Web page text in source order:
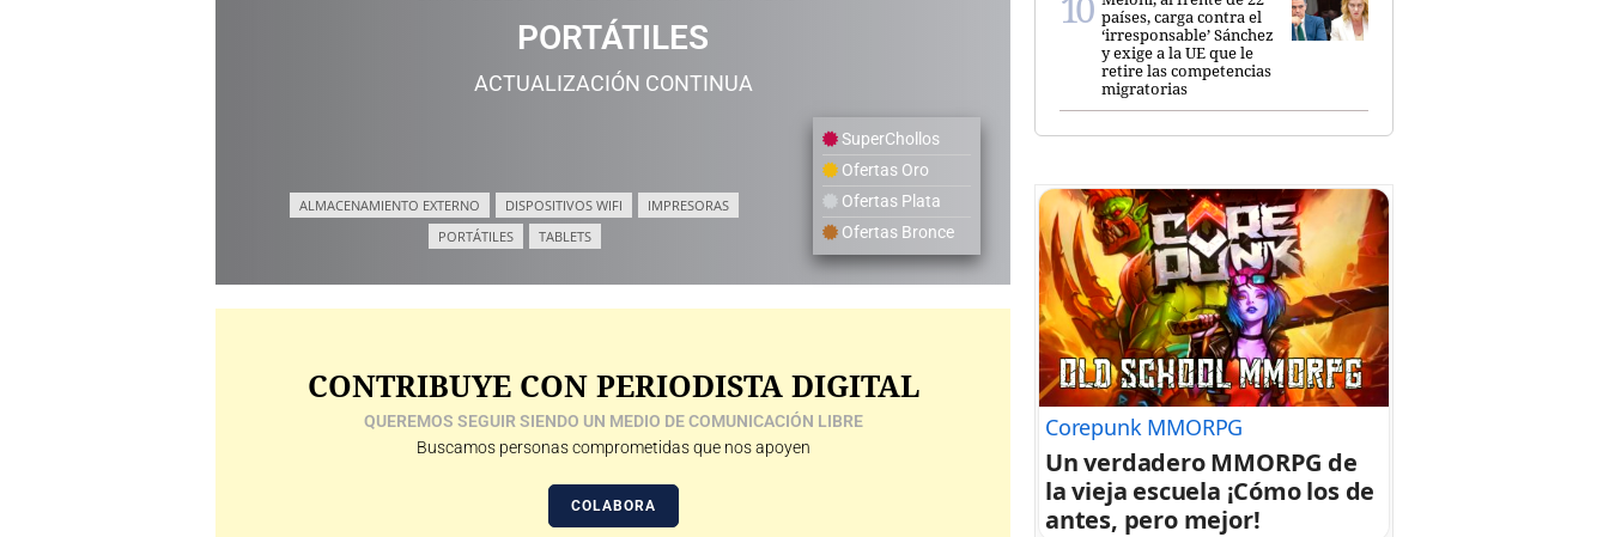
PORTÁTILES
ACTUALIZACIÓN CONTINUA
ALMACENAMIENTO EXTERNO DISPOSITIVOS WIFI
IMPRESORAS
PORTÁTILES
TABLETS
SuperChollos
Ofertas Oro
Ofertas Plata
Ofertas Bronce
CONTRIBUYE CON PERIODISTA DIGITAL
QUEREMOS SEGUIR SIENDO UN MEDIO DE COMUNICACIÓN LIBRE
Buscamos personas comprometidas que nos apoyen
COLABORA
países, carga contra el
‘irresponsable’ Sánchez
y exige a la UE que le
retire las competencias
migratorias
Corepunk MMORPG
Un verdadero MMORPG de
la vieja escuela ¡Cómo los de
antes, pero mejor!